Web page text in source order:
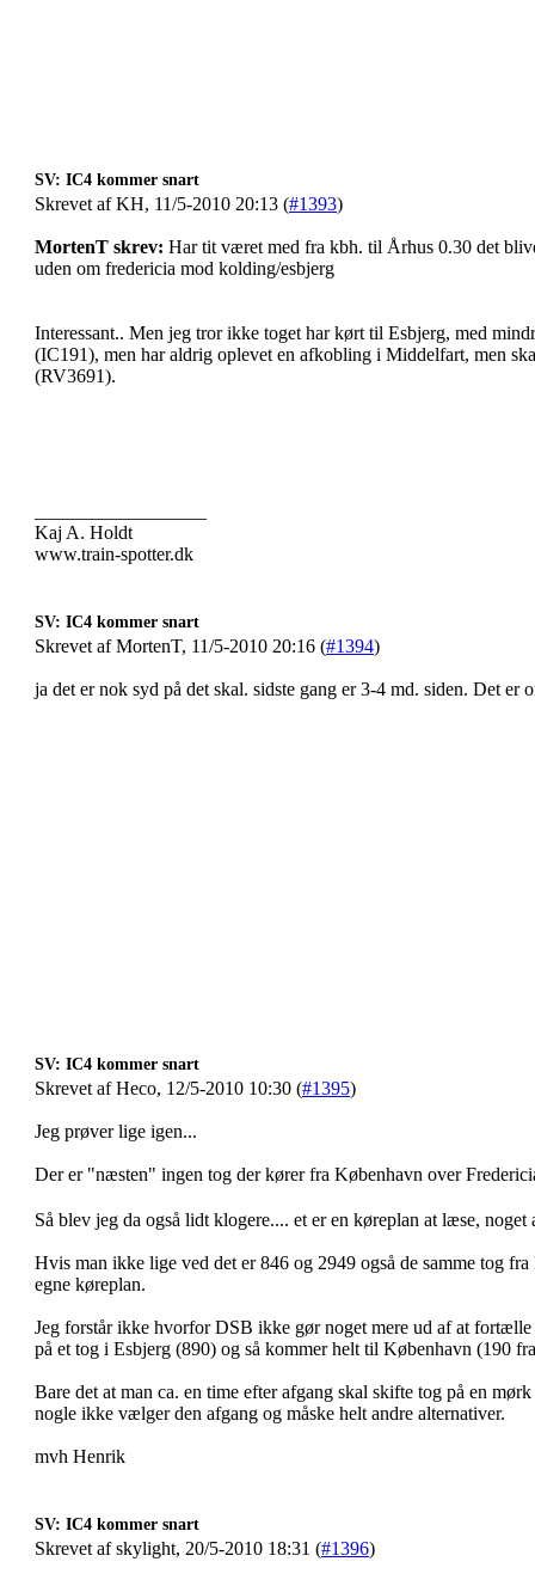
SV: IC4 kommer snart
Skrevet af KH, 11/5-2010 20:13 (#1393)
MortenT skrev: Har tit været med fra kbh. til Århus 0.30 det
uden om fredericia mod kolding/esbjerg
Interessant.. Men jeg tror ikke toget har kørt til Esbjerg, med
(IC191), men har aldrig oplevet en afkobling i Middelfart, men
(RV3691).
Kaj A. Holdt
www.train-spotter.dk
SV: IC4 kommer snart
Skrevet af MortenT, 11/5-2010 20:16 (#1394)
ja det er nok syd på det skal. sidste gang er 3-4 md. siden. Det er
SV: IC4 kommer snart
Skrevet af Heco, 12/5-2010 10:30 (#1395)
Jeg prøver lige igen...
Der er "næsten" ingen tog der kører fra København over
Så blev jeg da også lidt klogere.... et er en køreplan at læse, noget
Hvis man ikke lige ved det er 846 og 2949 også de samme tog
egne køreplan.
Jeg forstår ikke hvorfor DSB ikke gør noget mere ud af at
på et tog i Esbjerg (890) og så kommer helt til København (190
Bare det at man ca. en time efter afgang skal skifte tog på en
nogle ikke vælger den afgang og måske helt andre alternativer.
mvh Henrik
SV: IC4 kommer snart
Skrevet af skylight, 20/5-2010 18:31 (#1396)